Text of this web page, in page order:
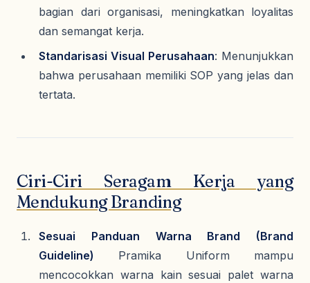
bagian dari organisasi, meningkatkan loyalitas
dan semangat kerja.
Standarisasi Visual Perusahaan: Menunjukkan
bahwa perusahaan memiliki SOP yang jelas dan
tertata.
Ciri-Ciri Seragam Kerja yang
Mendukung Branding
Sesuai Panduan Warna Brand (Brand
Guideline) Pramika Uniform mampu
mencocokkan warna kain sesuai palet warna